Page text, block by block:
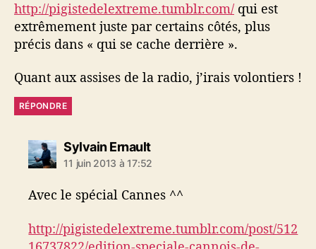
http://pigistedelextreme.tumblr.com/ qui est
extrêmement juste par certains côtés, plus
précis dans « qui se cache derrière ».
Quant aux assises de la radio, j’irais volontiers !
RÉPONDRE
Sylvain Ernaultd
i
:
11 juin 2013 à 17:52
Avec le spécial Cannes ^^
http://pigistedelextreme.tumblr.com/post/512